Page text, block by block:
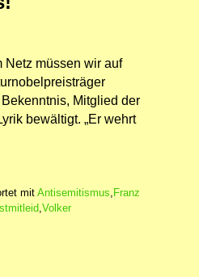
Netz müssen wir auf
Mitglied der
bewältigt. „Er wehrt
mitAntisemitismus Franz
Volker